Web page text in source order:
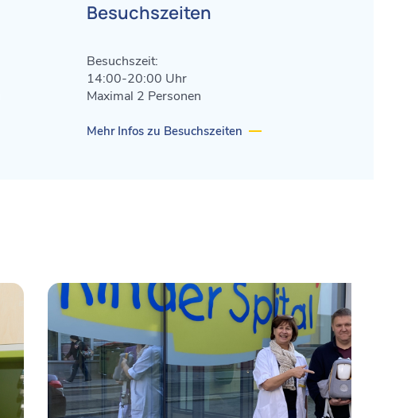
Besuchszeiten
Besuchszeit:
14:00-20:00 Uhr
Maximal 2 Personen
Mehr Infos zu Besuchszeiten